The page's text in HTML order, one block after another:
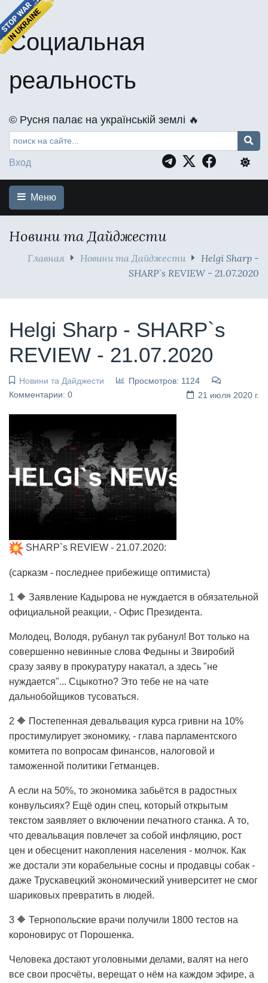
Социальная
реальность
©️ Русня палає на українській землі 🔥
Вход
Меню
Новини та Дайджести
Главная Новини та Дайджести
Helgi Sharp -
SHARP`s REVIEW - 21.07.2020
Helgi Sharp - SHARP`s
REVIEW - 21.07.2020
Новини та Дайджести
Просмотров: 1124
Комментарии: 0
21 июля 2020 г.
SHARP`s REVIEW - 21.07.2020:
(сарказм - последнее прибежище оптимиста)
1 🔶 Заявление Кадырова не нуждается в обязательной
официальной реакции, - Офис Президента.
Молодец, Володя, рубанул так рубанул! Вот только на
совершенно невинные слова Федыны и Звиробий
сразу заяву в прокуратуру накатал, а здесь "не
нуждается"... Сцыкотно? Это тебе не на чате
дальнобойщиков тусоваться.
2 🔶 Постепенная девальвация курса гривни на 10%
простимулирует экономику, - глава парламентского
комитета по вопросам финансов, налоговой и
таможенной политики Гетманцев.
А если на 50%, то экономика забьётся в радостных
конвульсиях? Ещё один спец, который открытым
текстом заявляет о включении печатного станка. А то,
что девальвация повлечет за собой инфляцию, рост
цен и обесценит накопления населения - молчок. Как
же достали эти корабельные сосны и продавцы собак -
даже Трускавецкий экономический университет не смог
шариковых превратить в людей.
3 🔶 Тернопольские врачи получили 1800 тестов на
короновирус от Порошенка.
Человека достают уголовными делами, валят на него
все свои просчёты, верещат о нём на каждом эфире, а